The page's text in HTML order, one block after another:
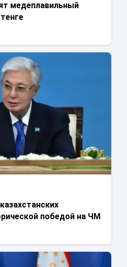
медеплавильный
победой на ЧМ